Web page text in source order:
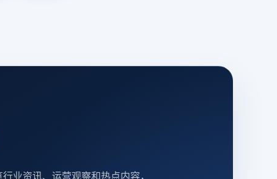
业资讯、运营观察和热点内容，